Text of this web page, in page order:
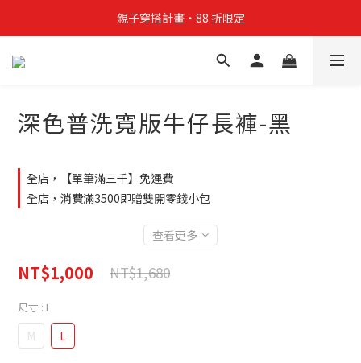
親子穿搭計畫・88 折限定
親子穿搭計畫・88 折限定
貼身補貨計畫  任選 6 件 $888
親子穿搭計畫・88 折限定
深色普洗寬版牛仔長褲-黑
全店，【單筆滿三千】免運費
全店，消費滿3500即贈雙開零錢小包
查看更多
NT$1,000 NT$1,680
尺寸 : L
M L